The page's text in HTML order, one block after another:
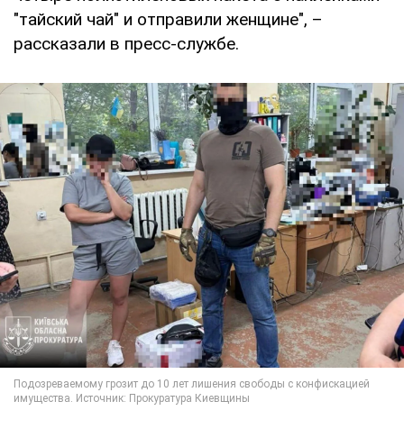
"тайский чай" и отправили женщине", –
рассказали в пресс-службе.